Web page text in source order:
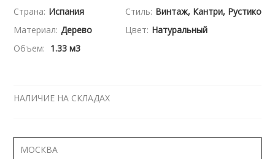
Страна: Испания Стиль: Винтаж, Кантри, Рустико
Материал: Дерево Цвет: Натуральный
Объем: 1.33 м3
НАЛИЧИЕ НА СКЛАДАХ
МОСКВА